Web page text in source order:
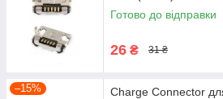
Готово до відправки
26 ₴ 31 ₴
–15%
Charge Connector